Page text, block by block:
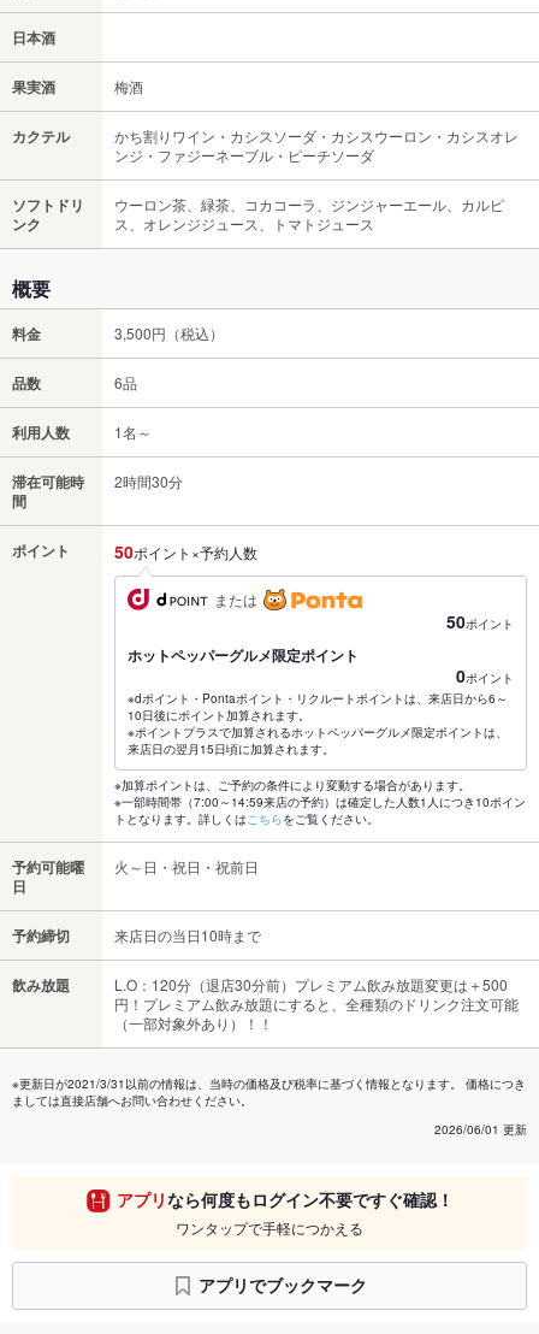
日本酒
果実酒 梅酒
カクテル
かち割りワイン・カシスソーダ・カシスウーロン・カシスオレ
ンジ・ファジーネーブル・ピーチソーダ
ソフトドリ
ンク
ウーロン茶、緑茶、コカコーラ、ジンジャーエール、カルピ
ス、オレンジジュース、トマトジュース
概要
料金 3,500円（税込）
品数 6品
利用人数 1名～
滞在可能時
間
2時間30分
ポイント 50ポイント×予約人数
または
50ポイント
ホットペッパーグルメ限定ポイント
0ポイント
※dポイント・Pontaポイント・リクルートポイントは、来店日から6～
10日後にポイント加算されます。
※ポイントプラスで加算されるホットペッパーグルメ限定ポイントは、
来店日の翌月15日頃に加算されます。
※加算ポイントは、ご予約の条件により変動する場合があります。
※一部時間帯（7:00～14:59来店の予約）は確定した人数1人につき10ポイン
トとなります。詳しくはこちらをご覧ください。
予約可能曜
日
火～日・祝日・祝前日
予約締切 来店日の当日10時まで
飲み放題
L.O：120分（退店30分前）プレミアム飲み放題変更は＋500
円！プレミアム飲み放題にすると、全種類のドリンク注文可能
（一部対象外あり）！！
※更新日が2021/3/31以前の情報は、当時の価格及び税率に基づく情報となります。 価格につき
ましては直接店舗へお問い合わせください。
2026/06/01 更新
アプリなら何度もログイン不要ですぐ確認！
ワンタップで手軽につかえる
アプリでブックマーク